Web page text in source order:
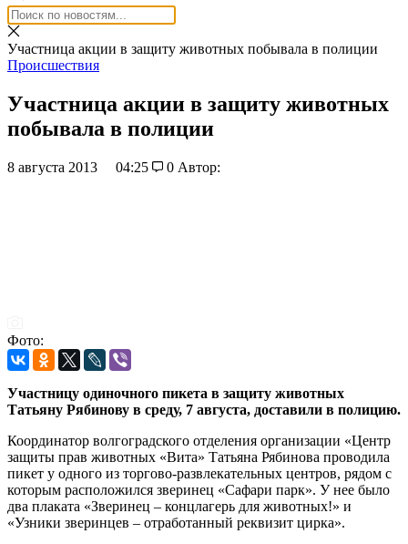
Участница акции в защиту животных побывала в полиции
Происшествия
Участница акции в защиту животных
побывала в полиции
8 августа 2013 04:25 0 Автор:
Фото:
Участницу одиночного пикета в защиту животных
Татьяну Рябинову в среду, 7 августа, доставили в полицию.
Координатор волгоградского отделения организации «Центр
защиты прав животных «Вита» Татьяна Рябинова проводила
пикет у одного из торгово-развлекательных центров, рядом с
которым расположился зверинец «Сафари парк». У нее было
два плаката «Зверинец – концлагерь для животных!» и
«Узники зверинцев – отработанный реквизит цирка».